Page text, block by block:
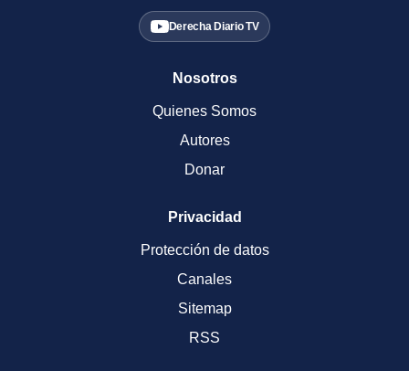
Derecha Diario TV
Nosotros
Quienes Somos
Autores
Donar
Privacidad
Protección de datos
Canales
Sitemap
RSS